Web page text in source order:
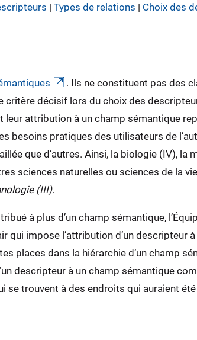
| Types de relations | Choix des
. Ils ne constituent pas des
critère décisif lors du choix des
attribution à un champ sémantique
besoins pratiques des utilisateurs de
que d’autres. Ainsi, la biologie (IV),
sciences naturelles ou sciences de la
(III).
à plus d’un champ sémantique,
qui impose l’attribution d’un
places dans la hiérarchie d’un champ
descripteur à un champ sémantique
se trouvent à des endroits qui auraient